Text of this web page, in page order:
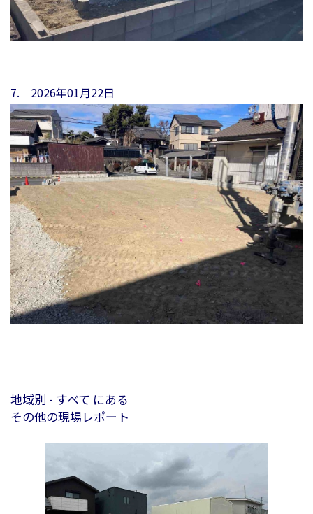
7. 2026年01月22日
地域別 - すべて にある
その他の現場レポート